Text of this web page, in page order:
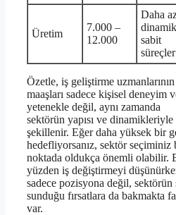
Üretim
7.000 –
12.000
Daha
sabit
süreçler
Özetle, iş geliştirme uzmanlarının
maaşları sadece kişisel deneyim
yetenekle değil, aynı zamanda
sektörün yapısı ve dinamikleriyle
şekillenir. Eğer daha yüksek bir
hedefliyorsanız, sektör seçiminiz
noktada oldukça önemli olabilir.
yüzden iş değiştirmeyi
sadece pozisyona değil, sektörün
sunduğu fırsatlara da bakmakta
var.